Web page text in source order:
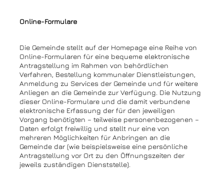
Online-Formulare
Die Gemeinde stellt auf der Homepage eine Reihe von
Online-Formularen für eine bequeme elektronische
Antragstellung im Rahmen von behördlichen
Verfahren, Bestellung kommunaler Dienstleistungen,
Anmeldung zu Services der Gemeinde und für weitere
Anliegen an die Gemeinde zur Verfügung. Die Nutzung
dieser Online-Formulare und die damit verbundene
elektronische Erfassung der für den jeweiligen
Vorgang benötigten – teilweise personenbezogenen –
Daten erfolgt freiwillig und stellt nur eine von
mehreren Möglichkeiten für Anbringen an die
Gemeinde dar (wie beispielsweise eine persönliche
Antragstellung vor Ort zu den Öffnungszeiten der
jeweils zuständigen Dienststelle).